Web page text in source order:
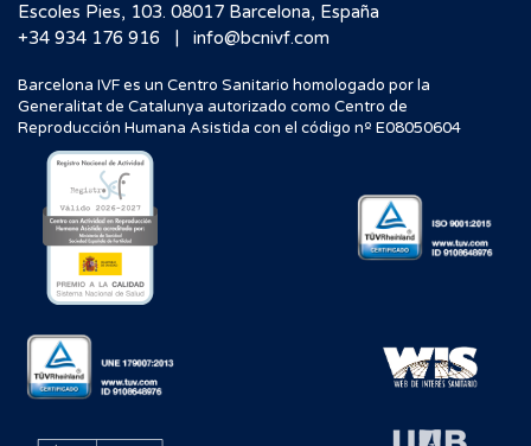
Escoles Pies, 103. 08017 Barcelona, España
+34 934 176 916
| info@bcnivf.com
Barcelona IVF es un Centro Sanitario homologado por la
Generalitat de Catalunya autorizado como Centro de
Reproducción Humana Asistida con el código nº E08050604